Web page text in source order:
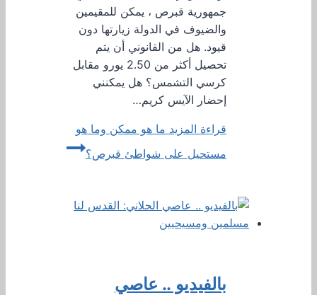
جمهورية قبرص ، يمكن للمقيمين
والضيوف في الدولة زيارتها دون
قيود. هل من القانوني أن يتم
تحصيل أكثر من 2.50 يورو مقابل
كرسي التشمس؟ هل يمكنني
إحضار الآيس كريم…
قراءة المزيد ما هو ممكن وما هو
مستحيل على شواطئ قبرص؟
بالفيديو .. عاصي